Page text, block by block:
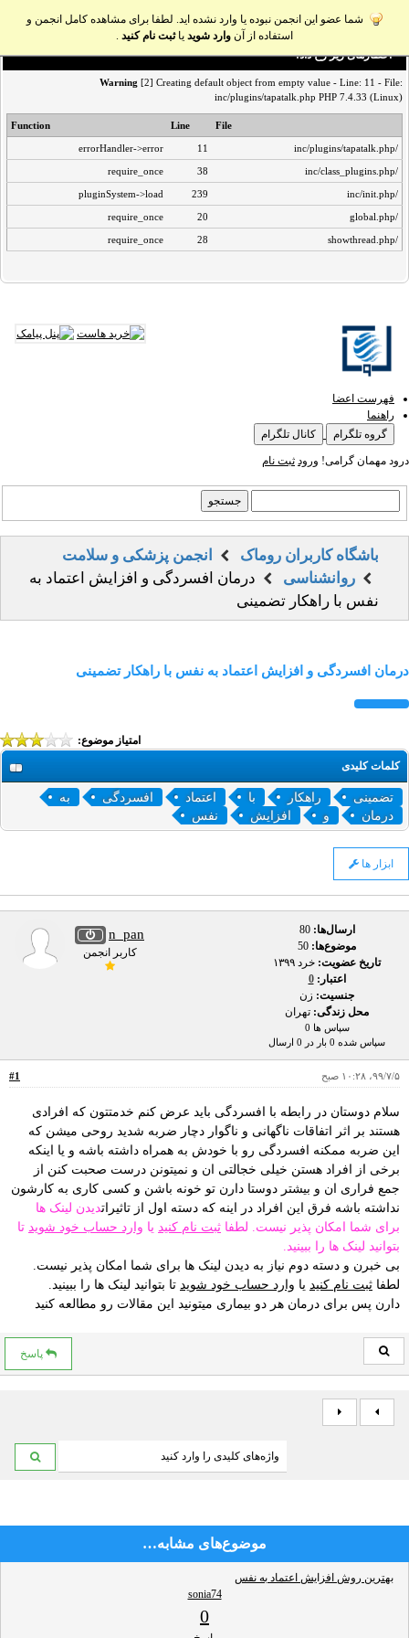
شما عضو این انجمن نبوده یا وارد نشده اید. لطفا برای مشاهده کامل انجمن و
استفاده از آن وارد شوید یاثبت نام کنید .
اخطار‌های زیر رخ داد:
Warning [2] Creating default object from empty value - Line: 11 - File:
inc/plugins/tapatalk.php PHP 7.4.33 (Linux)
File
Line
Function
/inc/plugins/tapatalk.php
11
errorHandler->error
/inc/class_plugins.php
38
require_once
/inc/init.php
239
pluginSystem->load
/global.php
20
require_once
/showthread.php
28
require_once
فهرست اعضا
راهنما
گروه تلگرام
کانال تلگرام
درود مهمان گرامی! ورود ثبت نام
باشگاه کاربران روماک
انجمن پزشکی و سلامت
روانشناسی
درمان افسردگی و افزایش اعتماد به
نفس با راهکار تضمینی
درمان افسردگی و افزایش اعتماد به نفس با راهکار تضمینی
امتیاز موضوع:
کلمات کلیدی
تضمینی راهکار با اعتماد افسردگی
به
درمان
و افزایش نفس
ابزار ها
n_pan
کاربر انجمن
ارسال‌ها:80
موضوع‌ها:
تاریخ عضویت: خرد ۱۳۹۹
اعتبار:0
جنسیت: زن
محل زندگی: تهران
سپاس ها 0
سپاس شده 0 بار در 0 ارسال
#1 ۹۹/۷/۵، ۱۰:۲۸ صبح
سلام دوستان در رابطه با افسردگی باید عرض کنم خدمتتون که افرادی
هستند بر اثر اتفاقات ناگهانی و ناگوار دچار ضربه شدید روحی میشن که
این ضربه ممکنه افسردگی رو با خودش به همراه داشته باشه و یا اینکه
برخی از افراد هستن خیلی خجالتی ان و نمیتونن درست صحبت کنن از
جمع فراری ان و بیشتر دوستا دارن تو خونه باشن و کسی کاری به کارشون
نداشته باشه فرق این افراد در اینه که دسته اول از تاثیراتدیدن لینک ها
برای شما امکان پذیر نیست. لطفا ثبت نام کنید یا وارد حساب خود شوید تا
بتوانید لینک ها را ببینید.
بی خبرن و دسته دوم نیاز به دیدن لینک ها برای شما امکان پذیر نیست.
لطفا ثبت نام کنید یا وارد حساب خود شوید تا بتوانید لینک ها را ببینید.
دارن پس برای درمان هر دو بیماری میتونید این مقالات رو مطالعه کنید
پاسخ
موضوع‌های مشابه…
بهترین روش افزایش اعتماد به نفس
sonia74
0